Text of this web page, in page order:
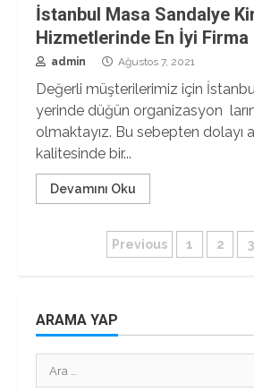
İstanbul Masa Sandalye
Hizmetlerinde En İyi Firma
admin Ağustos 7, 2021
Değerli müşterilerimiz için
yerinde düğün organizasyon
olmaktayız. Bu sebepten dolayı
kalitesinde bir...
Devamını Oku
Yazı
Previous 1 2 3
ARAMA YAP
Arama: